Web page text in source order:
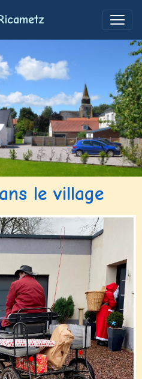
le village